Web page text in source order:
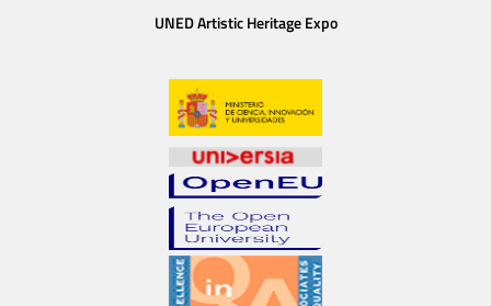
UNED Artistic Heritage Expo